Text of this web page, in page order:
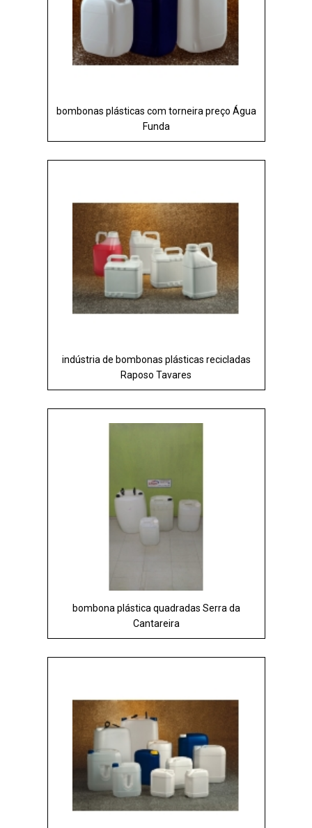
bombonas plásticas com torneira preço Água
Funda
indústria de bombonas plásticas recicladas
Raposo Tavares
bombona plástica quadradas Serra da
Cantareira